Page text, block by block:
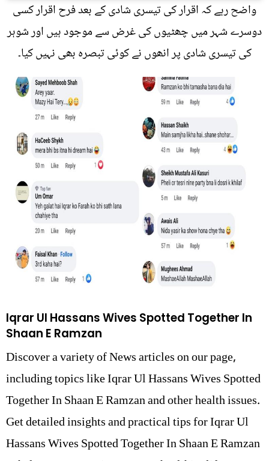
واضح رہے کہ اقرار کی تیسری شادی کے بعد فرح اقرار کسی
دوسرے شہر میں چھٹیوں کی غرض سے موجود ہیں اور شوہر
کی تیسری شادی پر انھوں نے کوئی تبصرہ بھی نہیں کیا۔
Iqrar Ul Hassans Wives Spotted Together In
Shaan E Ramzan
Discover a variety of News articles on our page,
including topics like Iqrar Ul Hassans Wives Spotted
Together In Shaan E Ramzan and other health issues.
Get detailed insights and practical tips for Iqrar Ul
Hassans Wives Spotted Together In Shaan E Ramzan